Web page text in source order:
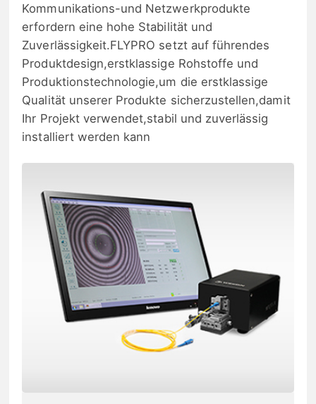
Kommunikations-und Netzwerkprodukte
erfordern eine hohe Stabilität und
Zuverlässigkeit.FLYPRO setzt auf führendes
Produktdesign,erstklassige Rohstoffe und
Produktionstechnologie,um die erstklassige
Qualität unserer Produkte sicherzustellen,damit
Ihr Projekt verwendet,stabil und zuverlässig
installiert werden kann